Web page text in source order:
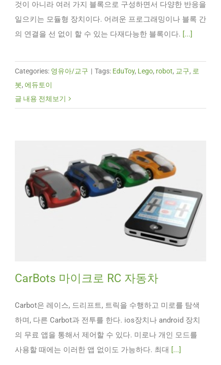
것이 아니라 여러 가지 블록으로 구성하면서 다양한 반응을
일으키는 모듈형 장치이다. 어려운 프로그래밍이나 블록 간
의 연결을 선 없이 할 수 있는 다재다능한 블록이다. [...]
Categories: 영유아/교구 | Tags: EduToy, Lego, robot, 교구, 로
봇, 에듀토이
글 내용 전체보기
CarBots 마이크로 RC 자동차
Carbot은 레이스, 드리프트, 트릭을 수행하고 미로를 탐색
하며, 다른 Carbot과 전투를 한다. ios장치나 android 장치
의 무료 앱을 통해서 제어할 수 있다. 미로나 개인 모드를
사용할 때에는 이러한 앱 없이도 가능하다. 최대 [...]